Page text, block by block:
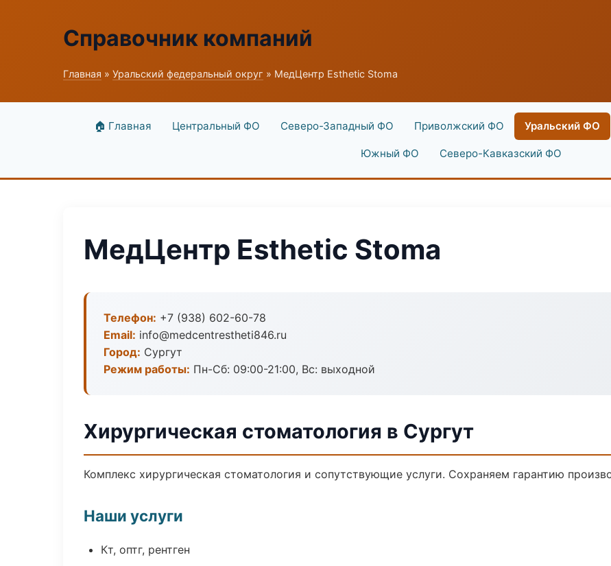
Справочник компаний
Главная » Уральский федеральный округ » МедЦентр Esthetic Stoma
🏠 Главная Центральный ФО Северо-Западный ФО Приволжский ФО Уральский ФО
Южный ФО Северо-Кавказский ФО
МедЦентр Esthetic Stoma
Телефон: +7 (938) 602-60-78
Email: info@medcentrestheti846.ru
Город: Сургут
Режим работы: Пн-Сб: 09:00-21:00, Вс: выходной
Хирургическая стоматология в Сургут
Комплекс хирургическая стоматология и сопутствующие услуги. Сохраняем гарантию
Наши услуги
Кт, оптг, рентген